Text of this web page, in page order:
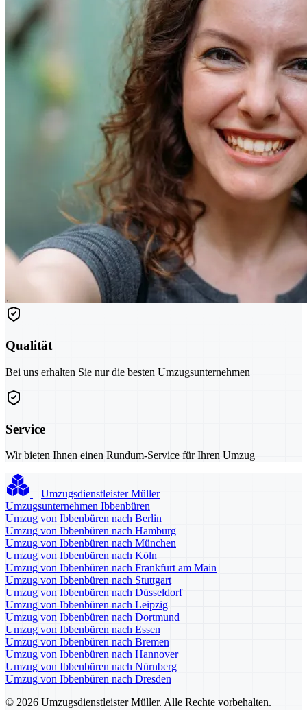
Qualität
Bei uns erhalten Sie nur die besten Umzugsunternehmen
Service
Wir bieten Ihnen einen Rundum-Service für Ihren Umzug
Umzugsdienstleister Müller
Umzugsunternehmen Ibbenbüren
Umzug von Ibbenbüren nach Berlin
Umzug von Ibbenbüren nach Hamburg
Umzug von Ibbenbüren nach München
Umzug von Ibbenbüren nach Köln
Umzug von Ibbenbüren nach Frankfurt am Main
Umzug von Ibbenbüren nach Stuttgart
Umzug von Ibbenbüren nach Düsseldorf
Umzug von Ibbenbüren nach Leipzig
Umzug von Ibbenbüren nach Dortmund
Umzug von Ibbenbüren nach Essen
Umzug von Ibbenbüren nach Bremen
Umzug von Ibbenbüren nach Hannover
Umzug von Ibbenbüren nach Nürnberg
Umzug von Ibbenbüren nach Dresden
© 2026 Umzugsdienstleister Müller. Alle Rechte vorbehalten.